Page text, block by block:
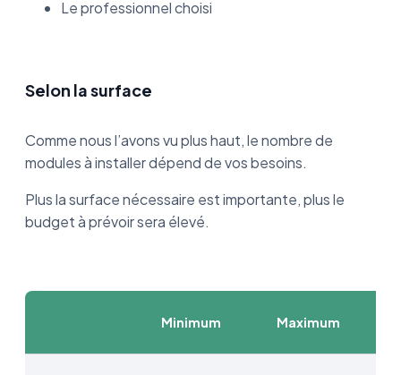
Le professionnel choisi
Selon la surface
Comme nous l’avons vu plus haut, le nombre de
modules à installer dépend de vos besoins.
Plus la surface nécessaire est importante, plus le
budget à prévoir sera élevé.
Minimum Maximum